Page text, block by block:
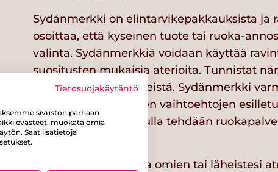
Sydänmerkki on elintarvikepakkauksista ja
osoittaa, että kyseinen tuote tai ruoka-
valinta. Sydänmerkkiä voidaan käyttää
suositusten mukaisia aterioita. Tunnistat
linjaston Sydänmerkeistä. Sydänmerkki
helpottaa terveellisten vaihtoehtojen
huoltajilleen. Sen avulla tehdään
näkyväksi!
Kun haluat varmistaa omien tai läheistesi
Tietosuojakäytäntö
sivuston parhaan
evästeet, muokata omia
Saat lisätietoja